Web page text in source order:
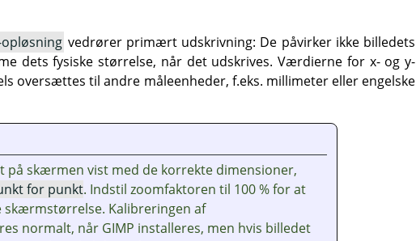
vedrører primært udskrivning: De påvirker ikke billedets
dets fysiske størrelse, når det udskrives. Værdierne for x- og y-
oversættes til andre måleenheder, f.eks. millimeter eller engelske
på skærmen vist med de korrekte dimensioner,
for punkt. Indstil zoomfaktoren til 100 % for at
skærmstørrelse. Kalibreringen af
normalt, når GIMP installeres, men hvis billedet